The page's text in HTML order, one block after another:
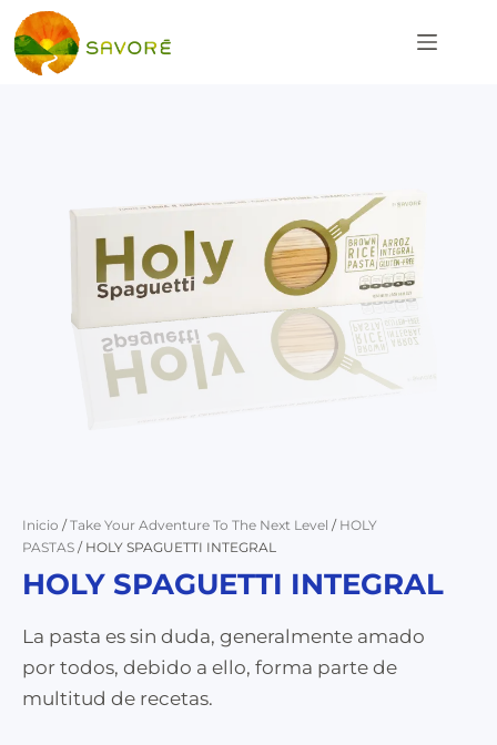
Inicio /Take Your Adventure To The Next Level / HOLY
PASTAS / HOLY SPAGUETTI INTEGRAL
HOLY SPAGUETTI INTEGRAL
La pasta es sin duda, generalmente amado
por todos, debido a ello, forma parte de
multitud de recetas.